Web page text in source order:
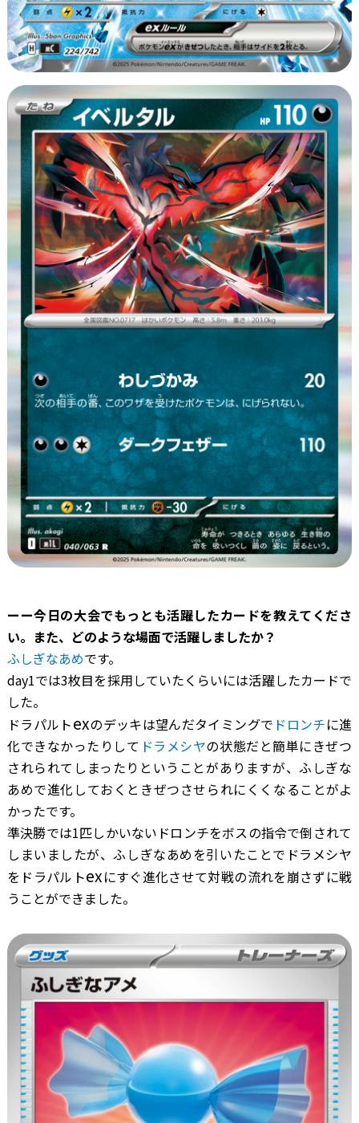
ーー今日の大会でもっとも活躍したカードを教えてくださ
い。また、どのような場面で活躍しましたか？
ふしぎなあめです。
day1では3枚目を採用していたくらいには活躍したカードで
した。
ドラパルトexのデッキは望んだタイミングで ドロンチに進
化できなかったりして ドラメシヤの状態だと簡単にきぜつ
されられてしまったりということがありますが、ふしぎな
あめで進化しておくときぜつさせられにくくなることがよ
かったです。
準決勝では1匹しかいないドロンチをボスの指令で倒されて
しまいましたが、ふしぎなあめを引いたことでドラメシヤ
をドラパルトexにすぐ進化させて対戦の流れを崩さずに戦
うことができました。